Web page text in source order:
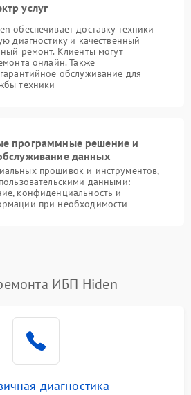
услуг
обеспечивает доставку техники
диагностику и качественный
ремонт. Клиенты могут
онлайн. Также
обслуживание для
техники
программные решение и
данных
прошивок и инструментов,
данными:
конфиденциальность и
при необходимости
ИБП Hiden
диагностика